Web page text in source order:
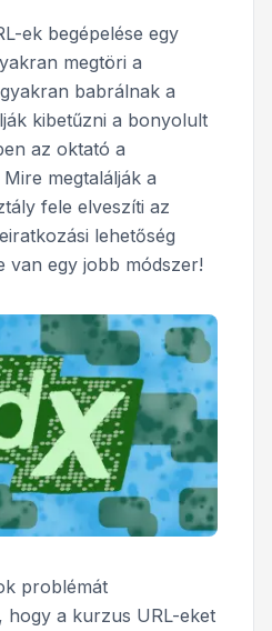
ek begépelése egy
megtöri a
babrálnak a
kibetűzni a bonyolult
az oktató a
megtalálják a
fele elveszíti az
lehetőség
van egy jobb módszer!
problémát
hogy a kurzus URL-eket